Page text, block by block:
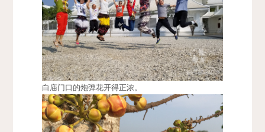
白庙门口的炮弹花开得正浓。